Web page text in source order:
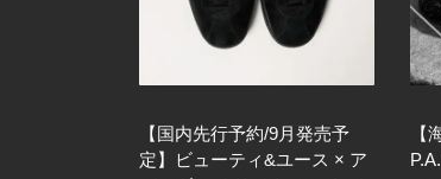
【国内先行予約/9月発売予
定】ビューティ&ユース × ア
【